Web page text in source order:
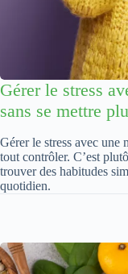
Gérer le stress
sans se mettre
Gérer le stress avec une
tout contrôler. C’est
trouver des habitudes
quotidien.